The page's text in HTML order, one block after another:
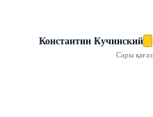
Константин Кучинский
Сары қағаз